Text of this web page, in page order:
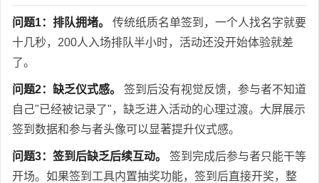
问题1：排队拥堵。
传统纸质名单签到，一个人找名字就要
十几秒，200人入场排队半小时，活动还没开始体验就差
了。
问题2：缺乏仪式感。
签到后没有视觉反馈，参与者不知道
自己"已经被记录了"，缺乏进入活动的心理过渡。大屏展示
签到数据和参与者头像可以显著提升仪式感。
问题3：签到后缺乏后续互动。
签到完成后参与者只能干等
开场。如果签到工具内置抽奖功能，签到后直接开奖，整